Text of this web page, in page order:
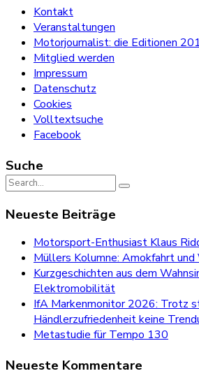
Kontakt
Veranstaltungen
Motorjournalist: die Editionen
Mitglied werden
Impressum
Datenschutz
Cookies
Volltextsuche
Facebook
Suche
Search
Neueste Beiträge
Motorsport-Enthusiast Klaus
Müllers Kolumne: Amokfahrt und
Kurzgeschichten aus dem
Elektromobilität
IfA Markenmonitor 2026: Trotz
Händlerzufriedenheit keine
Metastudie für Tempo 130
Neueste Kommentare